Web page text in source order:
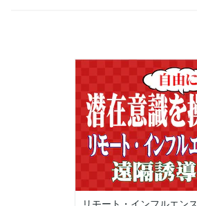
リモート・インフルエン